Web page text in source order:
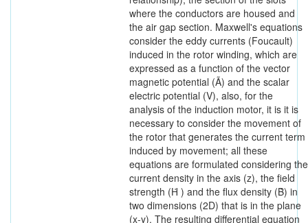
where the conductors are housed and
the air gap section. Maxwell's equations
consider the eddy currents (Foucault)
induced in the rotor winding, which are
expressed as a function of the vector
magnetic potential (Ã) and the scalar
electric potential (V), also, for the
analysis of the induction motor, it is it is
necessary to consider the movement of
the rotor that generates the current term
induced by movement; all these
equations are formulated considering the
current density in the axis (z), the field
strength (Ḣ ) and the flux density (Ḃ) in
two dimensions (2D) that is in the plane
(x-y). The resulting differential equation